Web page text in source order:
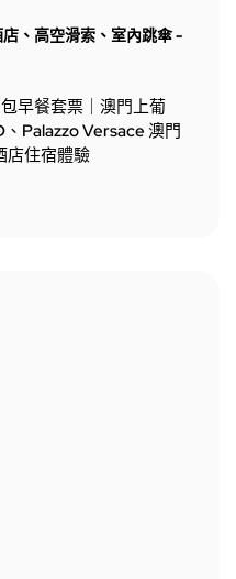
、高空滑索、室內跳傘 -
早餐套票｜澳門上葡
Palazzo Versace 澳門
店住宿體驗